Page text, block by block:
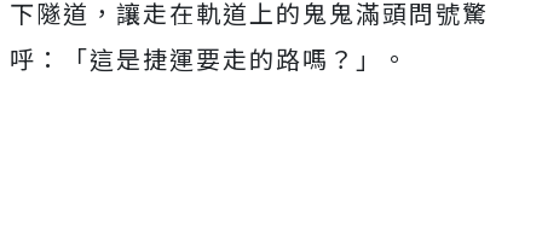
下隧道，讓走在軌道上的鬼鬼滿頭問號驚
呼：「這是捷運要走的路嗎？」。